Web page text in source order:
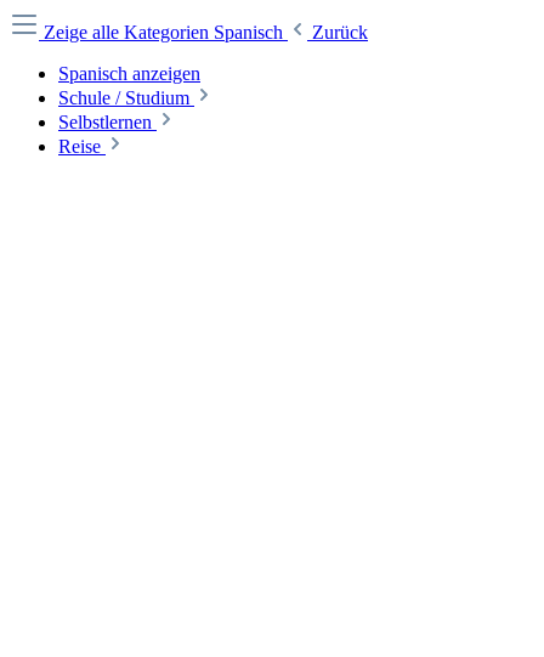
Zeige alle Kategorien Spanisch
Zurück
Spanisch anzeigen
Schule / Studium
Selbstlernen
Reise